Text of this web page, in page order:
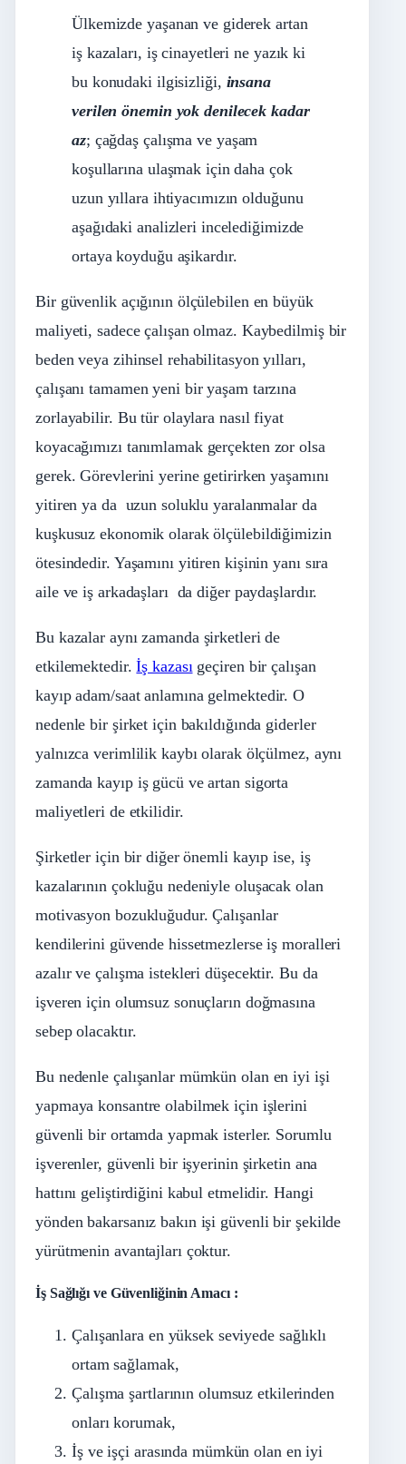
Ülkemizde yaşanan ve giderek artan
iş kazaları, iş cinayetleri ne yazık ki
bu konudaki ilgisizliği, insana
verilen önemin yok denilecek kadar
az; çağdaş çalışma ve yaşam
koşullarına ulaşmak için daha çok
uzun yıllara ihtiyacımızın olduğunu
aşağıdaki analizleri incelediğimizde
ortaya koyduğu aşikardır.
Bir güvenlik açığının ölçülebilen en büyük
maliyeti, sadece çalışan olmaz. Kaybedilmiş bir
beden veya zihinsel rehabilitasyon yılları,
çalışanı tamamen yeni bir yaşam tarzına
zorlayabilir. Bu tür olaylara nasıl fiyat
koyacağımızı tanımlamak gerçekten zor olsa
gerek. Görevlerini yerine getirirken yaşamını
yitiren ya da uzun soluklu yaralanmalar da
kuşkusuz ekonomik olarak ölçülebildiğimizin
ötesindedir. Yaşamını yitiren kişinin yanı sıra
aile ve iş arkadaşları da diğer paydaşlardır.
Bu kazalar aynı zamanda şirketleri de
etkilemektedir.İş kazasıgeçiren bir çalışan
kayıp adam/saat anlamına gelmektedir. O
nedenle bir şirket için bakıldığında giderler
yalnızca verimlilik kaybı olarak ölçülmez, aynı
zamanda kayıp iş gücü ve artan sigorta
maliyetleri de etkilidir.
Şirketler için bir diğer önemli kayıp ise, iş
kazalarının çokluğu nedeniyle oluşacak olan
motivasyon bozukluğudur. Çalışanlar
kendilerini güvende hissetmezlerse iş moralleri
azalır ve çalışma istekleri düşecektir. Bu da
işveren için olumsuz sonuçların doğmasına
sebep olacaktır.
Bu nedenle çalışanlar mümkün olan en iyi işi
yapmaya konsantre olabilmek için işlerini
güvenli bir ortamda yapmak isterler. Sorumlu
işverenler, güvenli bir işyerinin şirketin ana
hattını geliştirdiğini kabul etmelidir. Hangi
yönden bakarsanız bakın işi güvenli bir şekilde
yürütmenin avantajları çoktur.
İş Sağlığı ve Güvenliğinin Amacı :
Çalışanlara en yüksek seviyede sağlıklı
ortam sağlamak,
Çalışma şartlarının olumsuz etkilerinden
onları korumak,
İş ve işçi arasında mümkün olan en iyi